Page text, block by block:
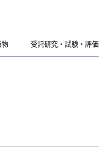
受託研究・試験・評価